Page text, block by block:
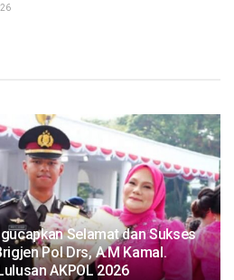
Selamat dan Sukses
Pol Drs, A.M Kamal.
AKPOL 2026